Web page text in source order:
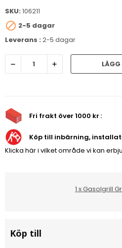
SKU: 106211
 2-5 dagar
Leverans : 2-5 dagar
LÄGG
Fri frakt över 1000 kr
Köp till inbärning,
Klicka här i vilket område vi kan
1 x Gasolgrill
Köp till